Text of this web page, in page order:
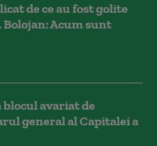
de ce au fost golite
Acum sunt
avariat de
general al Capitalei a